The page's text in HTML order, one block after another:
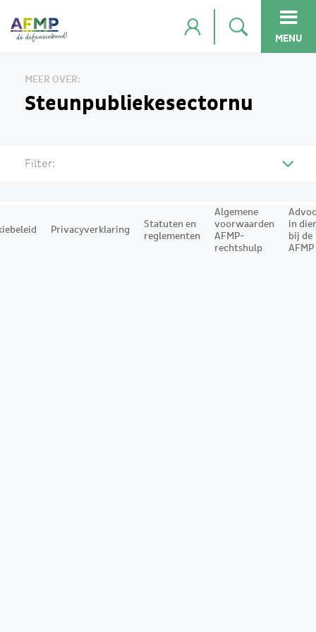
MENU
MEER OVER:
Steunpubliekesectornu
Filter:
Privacyverklaring
Statuten en
reglementen
Algemene
voorwaarden
AFMP-
rechtshulp
in
bij de
AFMP